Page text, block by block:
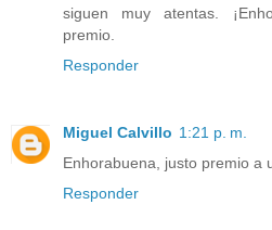
siguen muy atentas.
premio.
Responder
Miguel Calvillo 1:21 p. m.
Enhorabuena, justo premio a
Responder